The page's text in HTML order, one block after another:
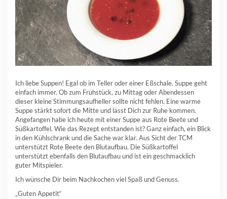
Ich liebe Suppen! Egal ob im Teller oder einer Eßschale. Suppe geht
einfach immer. Ob zum Frühstück, zu Mittag oder Abendessen
dieser kleine Stimmungsaufheller sollte nicht fehlen. Eine warme
Suppe stärkt sofort die Mitte und lässt Dich zur Ruhe kommen.
Angefangen habe ich heute mit einer Suppe aus Rote Beete und
Süßkartoffel. Wie das Rezept entstanden ist? Ganz einfach, ein Blick
in den Kühlschrank und die Sache war klar. Aus Sicht der TCM
unterstützt Rote Beete den Blutaufbau. Die Süßkartoffel
unterstützt ebenfalls den Blutaufbau und ist ein geschmacklich
guter Mitspieler.
Ich wünsche Dir beim Nachkochen viel Spaß und Genuss.
„Guten Appetit“